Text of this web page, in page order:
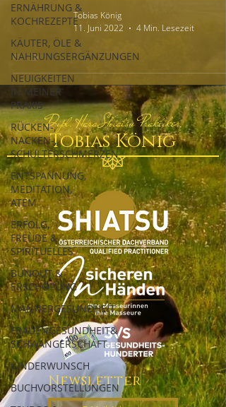
ERNÄHRUNG &
KOCHREZEPTE
KÄUTER, ÖLE &
NAHRUNGSERGÄNZUNGEN
NEUIGKEITEN
IN MEINER
PRAXIS
RÜCKEN-,
NACKEN-,
SCHULTERSCHMERZEN
ENTSPANNUNG,
MEDITATION,
ATEM
ERFOLG,
FREUDE &
SPIRITUELLES
BUNOUT &
ERSCHÖPUNG
MÄNNERGESUNDHEIT
FRAUENGESUNDHEIT&
SCHWANGERSCHAFT
KINDERWUNSCH
BUCHVORSTELLUNGEN
Tobias König
11. Juni 2022
4 Min. Lesezeit
Dipl. Hara Shiatsu Praktiker
Tobias König
Newsletter